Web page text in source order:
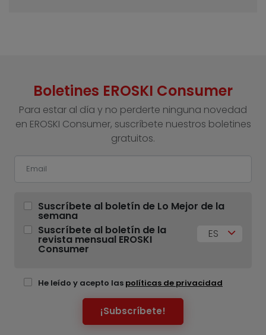
Boletines EROSKI Consumer
Para estar al día y no perderte ninguna novedad
en EROSKI Consumer, suscríbete nuestros boletines
gratuitos.
Suscríbete al boletín de Lo Mejor de la
semana
Suscríbete al boletín de la
revista mensual EROSKI
Consumer
ES
He leído y acepto las políticas de privacidad
¡Subscríbete!